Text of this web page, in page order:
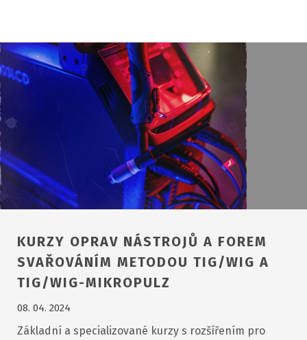
KURZY OPRAV NÁSTROJŮ A FOREM
SVAŘOVÁNÍM METODOU TIG/WIG A
TIG/WIG-MIKROPULZ
08. 04. 2024
Základní a specializované kurzy s rozšířením pro